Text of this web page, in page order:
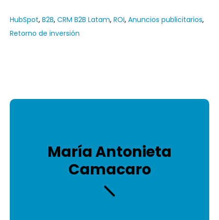
HubSpot, B2B, CRM B2B Latam, ROI, Anuncios publicitarios,
Retorno de inversión
María Antonieta
Camacaro